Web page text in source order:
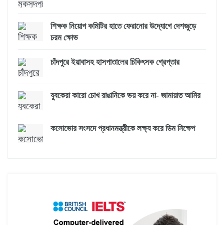
শিক্ষক নিয়োগ কমিটির হাতে ফেরানোর উদ্যোগে দেশজুড়ে
চরম ক্ষোভ
চাঁদপুরে ইয়াবাসহ হাসপাতালের চিকিৎসক গ্রেপ্তার
যুবকেরা কারো চোখ রাঙানিকে ভয় করে না- জামায়াত আমির
কসোভোর সংসদে প্রধানমন্ত্রীকে লক্ষ্য করে ডিম নিক্ষেপ